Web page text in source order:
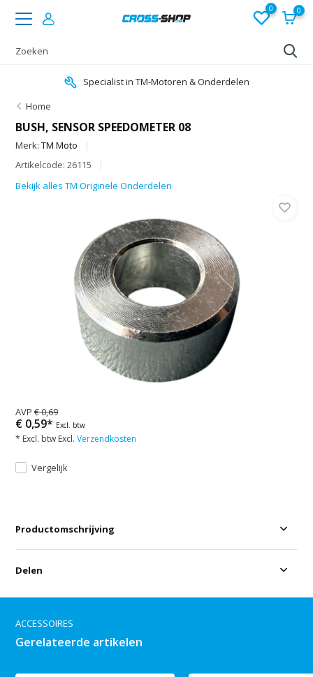
0 0
Specialist in TM-Motoren & Onderdelen
Home
BUSH, SENSOR SPEEDOMETER 08
Merk:TM Moto
Artikelcode: 26115
Bekijk alles TM Originele Onderdelen
AVP€ 0,69
€ 0,59* Excl. btw
* Excl. btw Excl.Verzendkosten
Vergelijk
Productomschrijving
Delen
ACCESSOIRES
Gerelateerde artikelen